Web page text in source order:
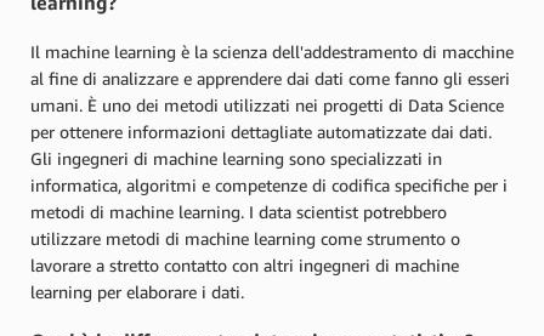
Il machine learning è la scienza dell'addestramento di macchine
al fine di analizzare e apprendere dai dati come fanno gli esseri
umani. È uno dei metodi utilizzati nei progetti di Data Science
per ottenere informazioni dettagliate automatizzate dai dati.
Gli ingegneri di machine learning sono specializzati in
informatica, algoritmi e competenze di codifica specifiche per i
metodi di machine learning. I data scientist potrebbero
utilizzare metodi di machine learning come strumento o
lavorare a stretto contatto con altri ingegneri di machine
learning per elaborare i dati.